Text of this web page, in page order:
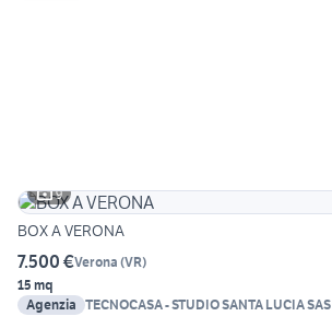
9
BOX A VERONA
7.500 €Verona (VR)
15 mq
Agenzia TECNOCASA - STUDIO SANTA LUCIA SAS